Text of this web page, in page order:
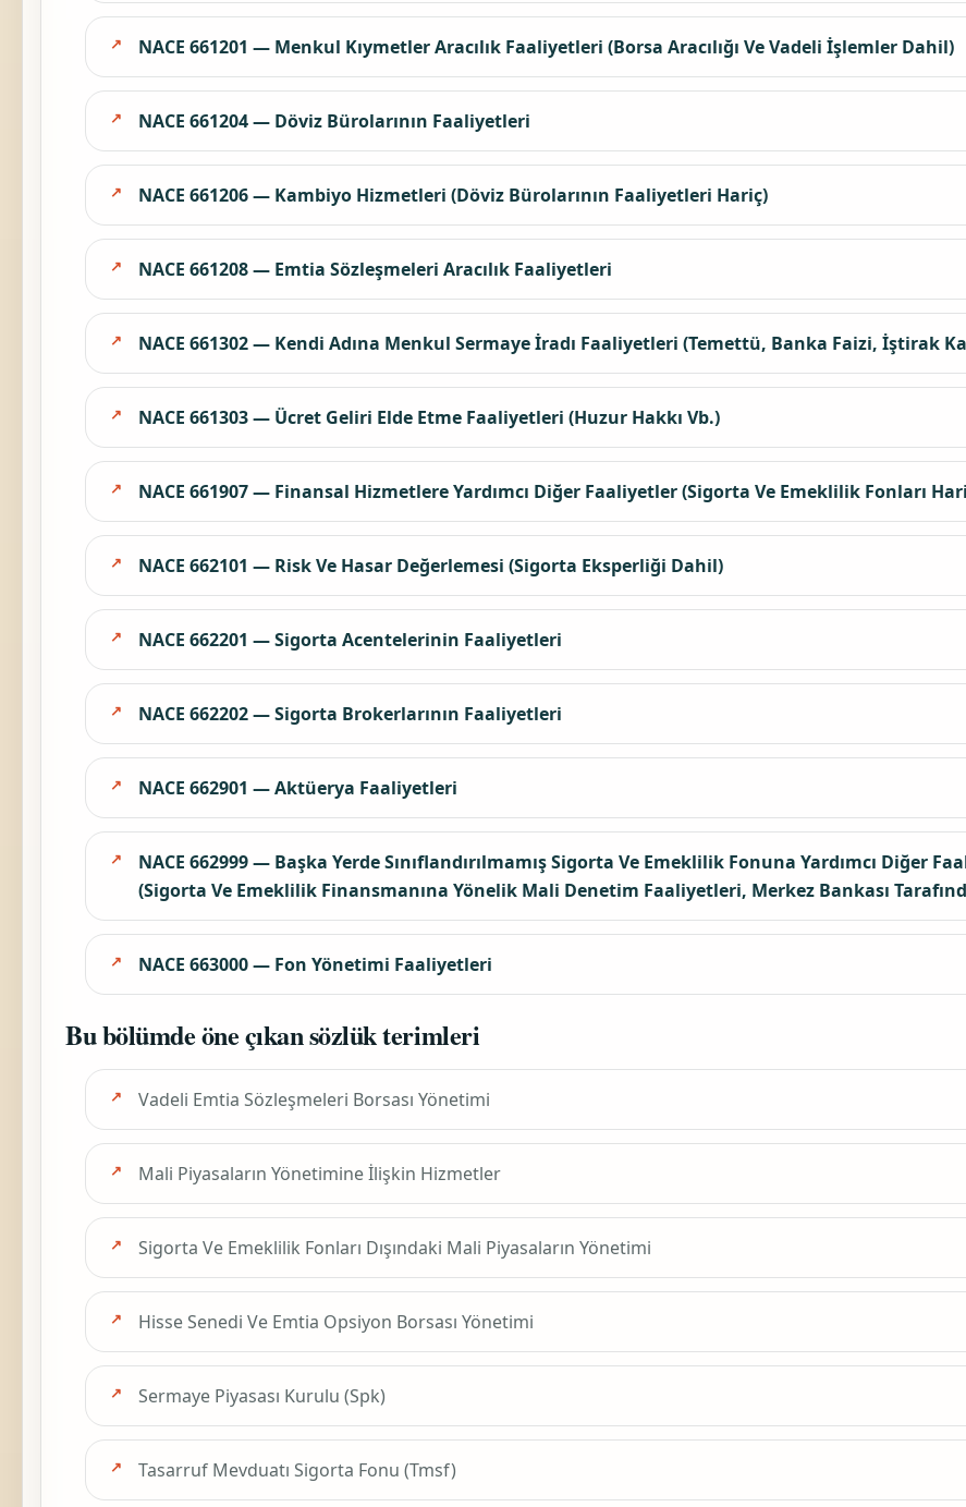
NACE 661201 — Menkul Kıymetler Aracılık Faaliyetleri (Borsa Aracılığı Ve Vadeli İşlemler Dahil)
NACE 661204 — Döviz Bürolarının Faaliyetleri
NACE 661206 — Kambiyo Hizmetleri (Döviz Bürolarının Faaliyetleri Hariç)
NACE 661208 — Emtia Sözleşmeleri Aracılık Faaliyetleri
NACE 661302 — Kendi Adına Menkul Sermaye İradı Faaliyetleri (Temettü, Banka Faizi, İştirak
NACE 661303 — Ücret Geliri Elde Etme Faaliyetleri (Huzur Hakkı Vb.)
NACE 661907 — Finansal Hizmetlere Yardımcı Diğer Faaliyetler (Sigorta Ve Emeklilik Fonları
NACE 662101 — Risk Ve Hasar Değerlemesi (Sigorta Eksperliği Dahil)
NACE 662201 — Sigorta Acentelerinin Faaliyetleri
NACE 662202 — Sigorta Brokerlarının Faaliyetleri
NACE 662901 — Aktüerya Faaliyetleri
NACE 662999 — Başka Yerde Sınıflandırılmamış Sigorta Ve Emeklilik Fonuna Yardımcı Diğer
(Sigorta Ve Emeklilik Finansmanına Yönelik Mali Denetim Faaliyetleri, Merkez Bankası
NACE 663000 — Fon Yönetimi Faaliyetleri
Bu bölümde öne çıkan sözlük terimleri
Vadeli Emtia Sözleşmeleri Borsası Yönetimi
Mali Piyasaların Yönetimine İlişkin Hizmetler
Sigorta Ve Emeklilik Fonları Dışındaki Mali Piyasaların Yönetimi
Hisse Senedi Ve Emtia Opsiyon Borsası Yönetimi
Sermaye Piyasası Kurulu (Spk)
Tasarruf Mevduatı Sigorta Fonu (Tmsf)